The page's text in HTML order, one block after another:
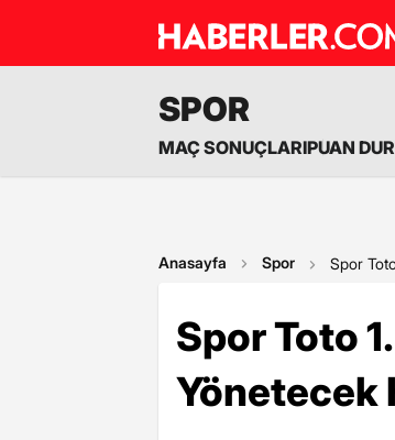
SPOR
MAÇ SONUÇLARIPUAN
Anasayfa Spor Spor
Spor Toto
Yönetecek